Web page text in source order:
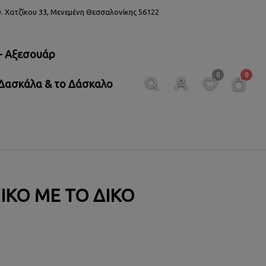
Χατζίκου 33, Μενεμένη Θεσσαλονίκης 56122
Αξεσουάρ
Δασκάλα & το Δάσκαλο
0 0
ΜΕ ΤΟ ΔΙΚΌ